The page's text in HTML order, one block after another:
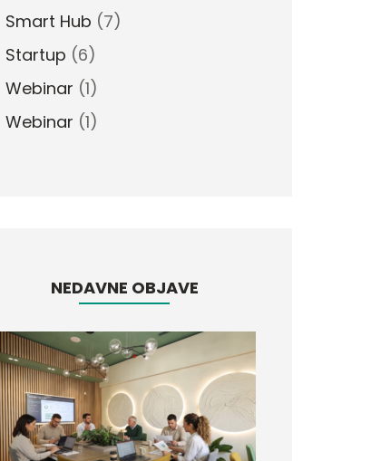
Smart Hub (7)
Startup (6)
Webinar (1)
Webinar (1)
NEDAVNE OBJAVE